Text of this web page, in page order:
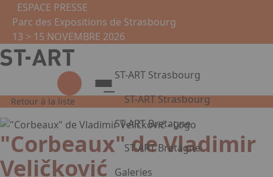
Aller au contenu principal
ESPACE PRESSE
Parc des Expositions de Strasbourg
13 > 15 NOVEMBRE 2026
ST-ART Strasbourg
ST-ART Strasbourg
Présentation
Édition 2026
Galerie photos
Visite virtuelle
ST-ART Bretagne
ST-ART Bretagne
Présentation
Galeries
Retour à la liste
"Corbeaux" de Vladimir
Veličković
Panneau de gestion des cookies